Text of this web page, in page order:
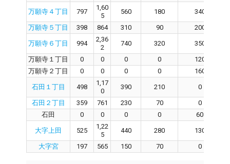
万願寺４丁目 797
1,60
5
560 180 340
万願寺５丁目 398 864 310 90 200
万願寺６丁目 994
2,36
2
740 320 350
万願寺１丁目 0 0 0 0
120
万願寺２丁目
0 0 0 0 160
石田１丁目 498
1,17
0
390 210 0
石田２丁目 359 761 230 70
0
石田
0 0 0 0 60
大字上田 525
1,22
5
440 280 130
大字宮 197 565 150 70 0